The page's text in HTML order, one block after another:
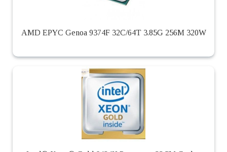
AMD EPYC Genoa 9374F 32C/64T 3.85G 256M 320W